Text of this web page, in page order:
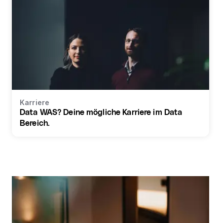
Karriere
Data WAS? Deine mögliche Karriere im Data
Bereich.